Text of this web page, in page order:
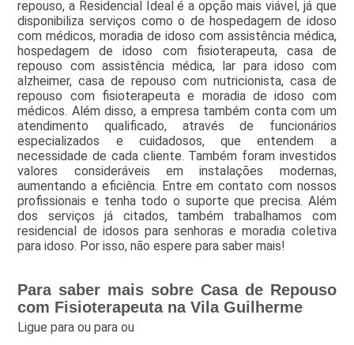
repouso, a Residencial Ideal é a opção mais viável, já que
disponibiliza serviços como o de hospedagem de idoso
com médicos, moradia de idoso com assistência médica,
hospedagem de idoso com fisioterapeuta, casa de
repouso com assistência médica, lar para idoso com
alzheimer, casa de repouso com nutricionista, casa de
repouso com fisioterapeuta e moradia de idoso com
médicos. Além disso, a empresa também conta com um
atendimento qualificado, através de funcionários
especializados e cuidadosos, que entendem a
necessidade de cada cliente. Também foram investidos
valores consideráveis em instalações modernas,
aumentando a eficiência. Entre em contato com nossos
profissionais e tenha todo o suporte que precisa. Além
dos serviços já citados, também trabalhamos com
residencial de idosos para senhoras e moradia coletiva
para idoso. Por isso, não espere para saber mais!
Para saber mais sobre Casa de Repouso
com Fisioterapeuta na Vila Guilherme
Ligue paraou paraou